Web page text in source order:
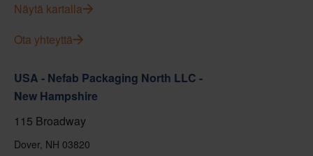
Näytä kartalla
Ota yhteyttä
USA - Nefab Packaging North LLC -
New Hampshire
115 Broadway
Dover, NH 03820